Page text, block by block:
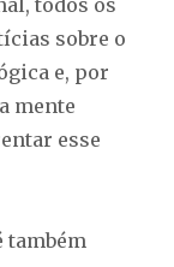
todos os
sobre o
e, por
mente
esse
também